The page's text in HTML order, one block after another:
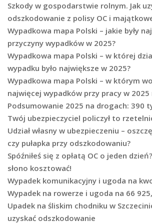
Szkody w gospodarstwie rolnym. Jak
odszkodowanie z polisy OC i
Wypadkowa mapa Polski – jakie były
przyczyny wypadków w 2025?
Wypadkowa mapa Polski – w której
wypadku było największe w 2025?
Wypadkowa mapa Polski – w którym
najwięcej wypadków przy pracy w 2025
Podsumowanie 2025 na drogach: 390
Twój ubezpieczyciel policzył to
Udział własny w ubezpieczeniu –
czy pułapka przy odszkodowaniu?
Spóźniłeś się z opłatą OC o jeden
słono kosztować!
Wypadek komunikacyjny i ugoda na
Wypadek na rowerze i ugoda na 66
Upadek na śliskim chodniku w
uzyskać odszkodowanie